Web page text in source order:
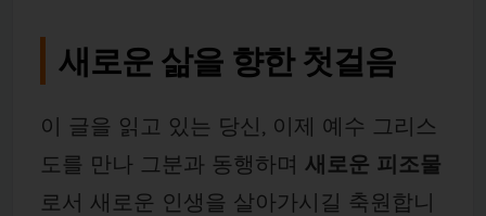
새로운 삶을 향한 첫걸음
이 글을 읽고 있는 당신, 이제 예수 그리스
도를 만나 그분과 동행하며 새로운 피조물
로서 새로운 인생을 살아가시길 축원합니